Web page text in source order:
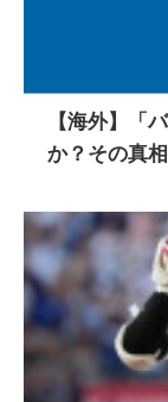
【海外】「
か？その真